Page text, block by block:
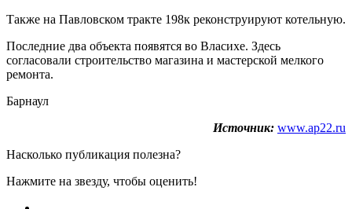
Также на Павловском тракте 198к реконструируют котельную.
Последние два объекта появятся во Власихе. Здесь
согласовали строительство магазина и мастерской мелкого
ремонта.
Барнаул
Источник: www.ap22.ru
Насколько публикация полезна?
Нажмите на звезду, чтобы оценить!